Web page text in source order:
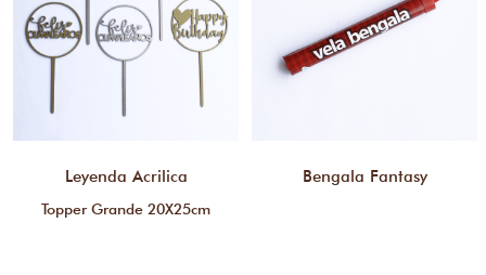
Leyenda Acrilica
Topper Grande 20X25cm
Bengala Fantasy